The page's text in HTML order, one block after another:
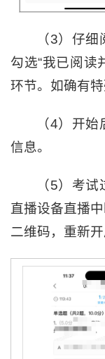
（3）仔
勾选“我已阅读
环节。如确有
（4）开
信息。
（5）考
直播设备直播
二维码，重新